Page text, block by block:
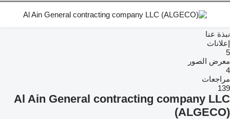
نبذة عنا
إعلانات
5
معرض الصور
4
مراجعات
139
Al Ain General contracting company LLC
(ALGECO)